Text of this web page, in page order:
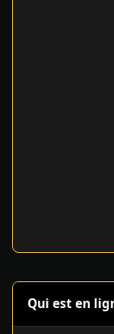
Qui est en